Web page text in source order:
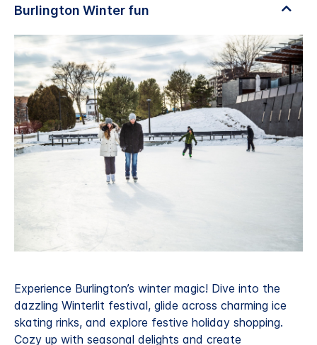
Experience Burlington’s winter magic! Dive into the
dazzling Winterlit festival, glide across charming ice
skating rinks, and explore festive holiday shopping.
Cozy up with seasonal delights and create